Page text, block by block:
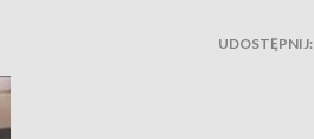
UDOSTĘPNIJ: